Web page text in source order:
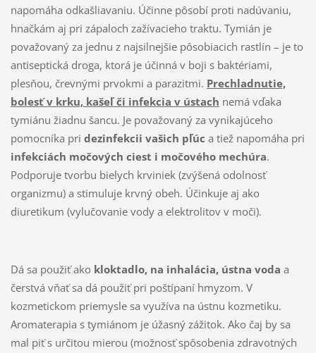
napomáha odkašliavaniu. Účinne pôsobí proti nadúvaniu,
hnačkám aj pri zápaloch zažívacieho traktu. Tymián je
považovaný za jednu z najsilnejšie pôsobiacich rastlín – je to
antiseptická droga, ktorá je účinná v boji s baktériami,
plesňou, črevnými prvokmi a parazitmi. Prechladnutie,
bolesť v krku, kašeľ či infekcia v ústach nemá vďaka
tymiánu žiadnu šancu. Je považovaný za vynikajúceho
pomocníka pri dezinfekcii vašich pľúc a tiež napomáha pri
infekciách močových ciest i močového mechúra.
Podporuje tvorbu bielych krviniek (zvýšená odolnosť
organizmu) a stimuluje krvný obeh. Účinkuje aj ako
diuretikum (vylučovanie vody a elektrolitov v moči).
Dá sa použiť ako kloktadlo, na inhalácia, ústna voda a
čerstvá vňať sa dá použiť pri poštípaní hmyzom. V
kozmetickom priemysle sa využíva na ústnu kozmetiku.
Aromaterapia s tymiánom je úžasný zážitok. Ako čaj by sa
mal piť s určitou mierou (možnosť spôsobenia zdravotných